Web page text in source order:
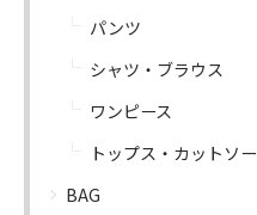
パンツ
シャツ・ブラウス
ワンピース
トップス・カットソー
BAG